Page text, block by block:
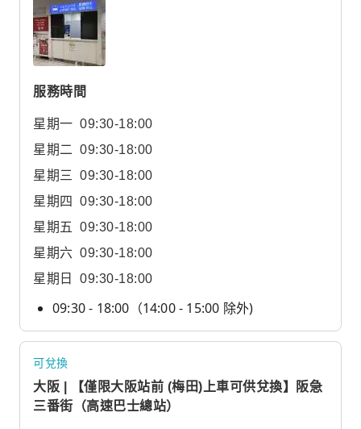
服務時間
星期一 09:30-18:00
星期二 09:30-18:00
星期三
09:30-18:00
星期四
09:30-18:00
星期五
09:30-18:00
星期六 09:30-18:00
星期日
09:30-18:00
09:30 - 18:00（14:00 - 15:00 除外)
可兌換
大阪 | 【僅限大阪站前 (梅田)上車可供兌換】阪急
三番街（高速巴士總站）